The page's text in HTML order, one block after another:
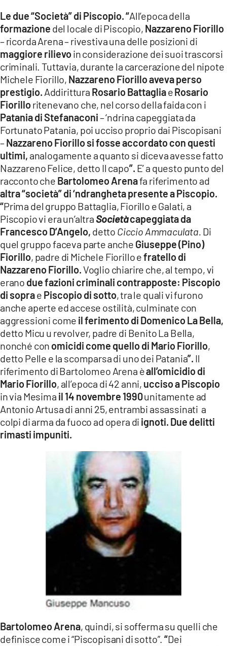
Le due “Società” di Piscopio. “All’epoca della
formazione del locale di Piscopio, Nazzareno Fiorillo
– ricorda Arena – rivestiva una delle posizioni di
maggiore rilievoin considerazione dei suoi trascorsi
criminali. Tuttavia, durante la carcerazione del nipote
Michele Fiorillo, Nazzareno Fiorilloaveva perso
prestigio. Addirittura Rosario BattagliaeRosario
Fiorilloritenevano che, nel corso della faida con i
Patania di Stefanaconi– ‘ndrina capeggiata da
Fortunato Patania, poi ucciso proprio dai Piscopisani
–Nazzareno Fiorillosi fosse accordato con questi
ultimi, analogamente a quanto si diceva avesse fatto
Nazzareno Felice, detto Il capo”. E’ a questo punto del
racconto che Bartolomeo Arenafa riferimento ad
altra “società” di ‘ndrangheta presente a Piscopio.
“Prima del gruppo Battaglia, Fiorillo e Galati, a
Piscopio vi era un’altra Societàcapeggiata da
Francesco D’Angelo, detto Ciccio Ammaculata. Di
quel gruppo faceva parte anche Giuseppe (Pino)
Fiorillo, padre di Michele Fiorillo efratello di
Nazzareno Fiorillo.Voglio chiarire che, al tempo, vi
erano due fazioni criminali contrapposte: Piscopio
di soprae Piscopio di sotto, tra le quali vi furono
anche aperte ed accese ostilità, culminate con
aggressioni come il ferimento di Domenico La Bella,
detto Micu u revolver, padre di Benito La Bella,
nonché con omicidi come quello di Mario Fiorillo,
detto Pelle e la scomparsa di uno dei Patania”. Il
riferimento di Bartolomeo Arena èall’omicidio di
Mario Fiorillo, all’epoca di 42 anni, ucciso a Piscopio
in via Mesima il 14 novembre 1990unitamente ad
Antonio Artusa di anni 25, entrambi assassinati a
colpi di arma da fuoco ad opera di ignoti. Due delitti
rimasti impuniti.
Bartolomeo Arena, quindi, si sofferma su quelli che
definisce come i “Piscopisani di sotto”.“Dei